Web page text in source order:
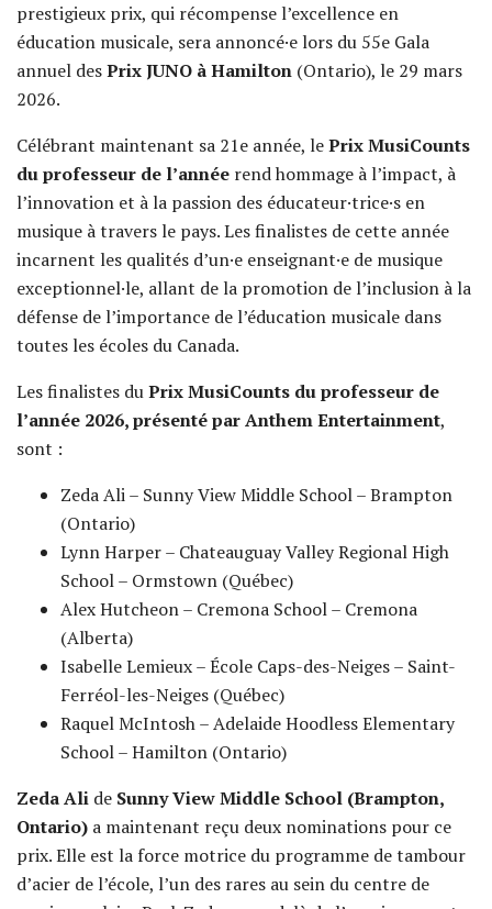
prestigieux prix, qui récompense l’excellence en
éducation musicale, sera annoncé·e lors du 55e Gala
annuel desPrix JUNO à Hamilton (Ontario), le 29 mars
2026.
Célébrant maintenant sa 21e année, lePrix MusiCounts
du professeur de l’année rend hommage à l’impact, à
l’innovation et à la passion des éducateur·trice·s en
musique à travers le pays. Les finalistes de cette année
incarnent les qualités d’un·e enseignant·e de musique
exceptionnel·le, allant de la promotion de l’inclusion à la
défense de l’importance de l’éducation musicale dans
toutes les écoles du Canada.
Les finalistes duPrix MusiCounts du professeur de
l’année 2026, présenté par Anthem Entertainment,
sont :
Zeda Ali – Sunny View Middle School – Brampton
(Ontario)
Lynn Harper – Chateauguay Valley Regional High
School – Ormstown (Québec)
Alex Hutcheon – Cremona School – Cremona
(Alberta)
Isabelle Lemieux – École Caps-des-Neiges – Saint-
Ferréol-les-Neiges (Québec)
Raquel McIntosh – Adelaide Hoodless Elementary
School – Hamilton (Ontario)
Zeda Ali de Sunny View Middle School (Brampton,
Ontario) a maintenant reçu deux nominations pour ce
prix. Elle est la force motrice du programme de tambour
d’acier de l’école, l’un des rares au sein du centre de